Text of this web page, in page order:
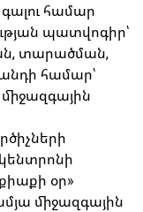
համար
պատվոգիր՝
տարածման,
համար՝
օր»
միջազգային